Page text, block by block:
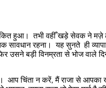
चकित हुआ। तभी वहीँ खड़े सेवक ने मज़े
सावधान रहना। यह सुनते ही
बड़ी विनम्रता से भोज वाले
आप चिंता न करें,मैं राजा से आपका